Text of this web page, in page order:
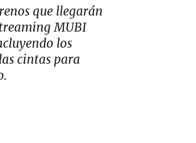
que llegarán
MUBI
los
cintas para